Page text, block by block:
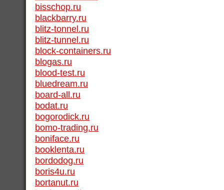
bisschop.ru
blackbarry.ru
blitz-tonnel.ru
blitz-tunnel.ru
block-containers.ru
blogas.ru
blood-test.ru
bluedream.ru
board-all.ru
bodat.ru
bogorodick.ru
bomo-trading.ru
boniface.ru
booklenta.ru
bordodog.ru
boris4u.ru
bortanut.ru